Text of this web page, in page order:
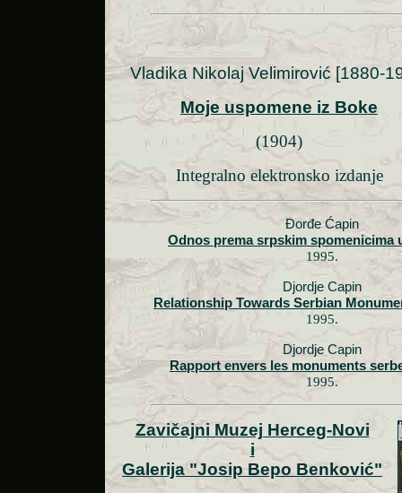
Vladika Nikolaj Velimirović [1880-
Moje uspomene iz Boke
(1904)
Integralno elektronsko izdanje
Đorđe Ćapin
Odnos prema srpskim spomenicima
1995.
Djordje Capin
Relationship Towards Serbian
1995.
Djordje Capin
Rapport envers les monuments
1995.
Zavičajni Muzej Herceg-Novi
i
Galerija "Josip Bepo Benković"